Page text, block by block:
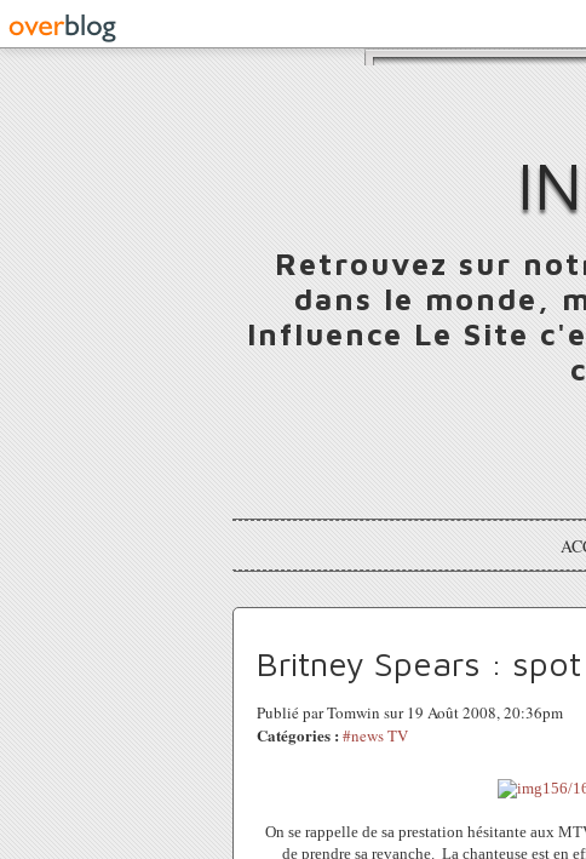
Retrouvez sur
dans le monde,
Influence Le Site
Britney Spears :
Publié par Tomwin sur 19 Août 2008, 20:36pm
Catégories : #news TV
On se rappelle de sa prestation hésitante aux
de prendre sa revanche. La chanteuse est en